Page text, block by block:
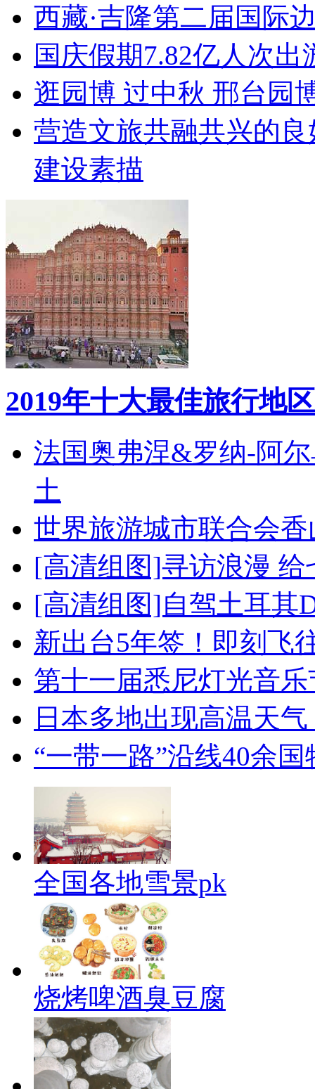
西藏·吉隆第二届国际
国庆假期7.82亿人次
逛园博 过中秋 邢台园
营造文旅共融共兴的
建设素描
2019年十大最佳旅行地区
法国奥弗涅&罗纳-阿
土
世界旅游城市联合会
[高清组图]寻访浪漫
[高清组图]自驾土耳其
新出台5年签！即刻飞
第十一届悉尼灯光音
日本多地出现高温天
“一带一路”沿线40余
全国各地雪景pk
烧烤啤酒臭豆腐